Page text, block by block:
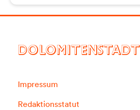
DOLOMITENSTADT
Impressum
Redaktionsstatut